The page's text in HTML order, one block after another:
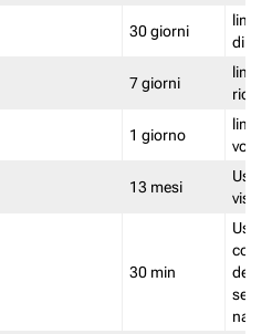
30 giorni
limita
di
7 giorni
limita
1 giorno
limita
13 mesi
30 min